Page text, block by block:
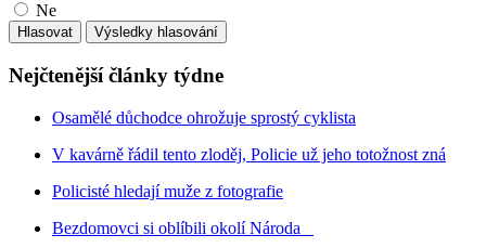
Ne
Nejčtenější články týdne
Osamělé důchodce ohrožuje sprostý cyklista
V kavárně řádil tento zloděj, Policie už jeho totožnost zná
Policisté hledají muže z fotografie
Bezdomovci si oblíbili okolí Národa